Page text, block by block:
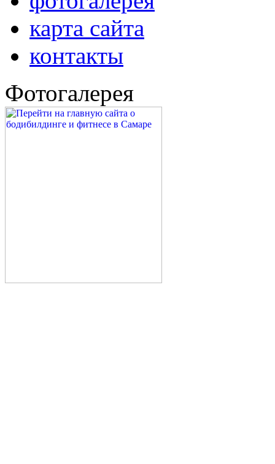
карта сайта
контакты
Фотогалерея